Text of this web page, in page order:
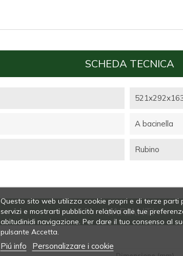
SCHEDA TECNICA
A bacinella
Rubino
VARIANTI
Questo sito web utilizza cookie propri e di terze parti
servizi e mostrarti pubblicità relativa alle tue
abitudinidi navigazione. Per dare il tuo consenso al
pulsante Accetta.
Piú info Personalizzare i cookie